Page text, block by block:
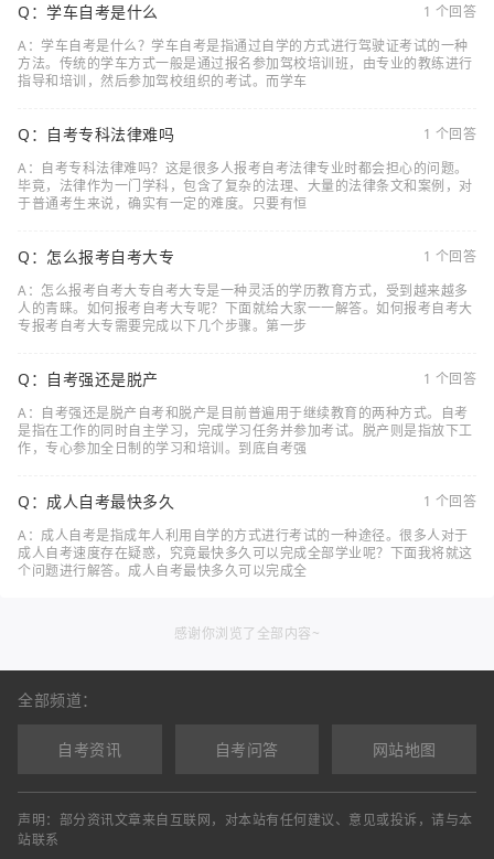
Q：学车自考是什么
1 个回答
A：学车自考是什么？学车自考是指通过自学的方式进行驾驶证考试的一种
方法。传统的学车方式一般是通过报名参加驾校培训班，由专业的教练进行
指导和培训，然后参加驾校组织的考试。而学车
Q：自考专科法律难吗
1 个回答
A：自考专科法律难吗？这是很多人报考自考法律专业时都会担心的问题。
毕竟，法律作为一门学科，包含了复杂的法理、大量的法律条文和案例，对
于普通考生来说，确实有一定的难度。只要有恒
Q：怎么报考自考大专
1 个回答
A：怎么报考自考大专自考大专是一种灵活的学历教育方式，受到越来越多
人的青睐。如何报考自考大专呢？下面就给大家一一解答。如何报考自考大
专报考自考大专需要完成以下几个步骤。第一步
Q：自考强还是脱产
1 个回答
A：自考强还是脱产自考和脱产是目前普遍用于继续教育的两种方式。自考
是指在工作的同时自主学习，完成学习任务并参加考试。脱产则是指放下工
作，专心参加全日制的学习和培训。到底自考强
Q：成人自考最快多久
1 个回答
A：成人自考是指成年人利用自学的方式进行考试的一种途径。很多人对于
成人自考速度存在疑惑，究竟最快多久可以完成全部学业呢？下面我将就这
个问题进行解答。成人自考最快多久可以完成全
感谢你浏览了全部内容~
全部频道：
自考资讯 自考问答 网站地图
声明：部分资讯文章来自互联网，对本站有任何建议、意见或投诉，请与本
站联系